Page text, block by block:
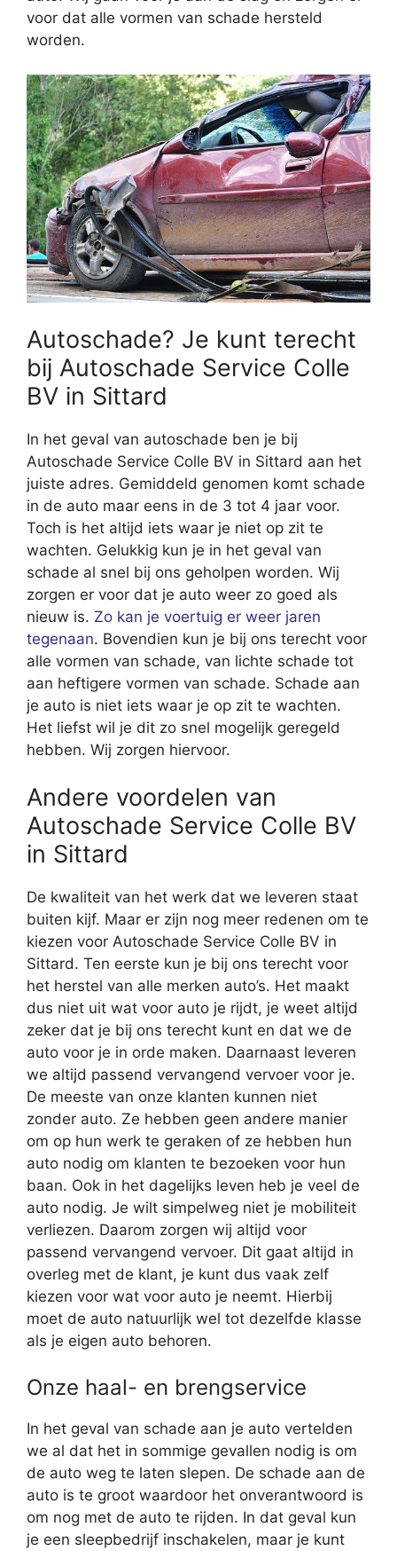
voor dat alle vormen van schade hersteld
worden.
Autoschade? Je kunt terecht
bij Autoschade Service Colle
BV in Sittard
In het geval van autoschade ben je bij
Autoschade Service Colle BV in Sittard aan het
juiste adres. Gemiddeld genomen komt schade
in de auto maar eens in de 3 tot 4 jaar voor.
Toch is het altijd iets waar je niet op zit te
wachten. Gelukkig kun je in het geval van
schade al snel bij ons geholpen worden. Wij
zorgen er voor dat je auto weer zo goed als
nieuw is. Zo kan je voertuig er weer jaren
tegenaan. Bovendien kun je bij ons terecht voor
alle vormen van schade, van lichte schade tot
aan heftigere vormen van schade. Schade aan
je auto is niet iets waar je op zit te wachten.
Het liefst wil je dit zo snel mogelijk geregeld
hebben. Wij zorgen hiervoor.
Andere voordelen van
Autoschade Service Colle BV
in Sittard
De kwaliteit van het werk dat we leveren staat
buiten kijf. Maar er zijn nog meer redenen om te
kiezen voor Autoschade Service Colle BV in
Sittard. Ten eerste kun je bij ons terecht voor
het herstel van alle merken auto’s. Het maakt
dus niet uit wat voor auto je rijdt, je weet altijd
zeker dat je bij ons terecht kunt en dat we de
auto voor je in orde maken. Daarnaast leveren
we altijd passend vervangend vervoer voor je.
De meeste van onze klanten kunnen niet
zonder auto. Ze hebben geen andere manier
om op hun werk te geraken of ze hebben hun
auto nodig om klanten te bezoeken voor hun
baan. Ook in het dagelijks leven heb je veel de
auto nodig. Je wilt simpelweg niet je mobiliteit
verliezen. Daarom zorgen wij altijd voor
passend vervangend vervoer. Dit gaat altijd in
overleg met de klant, je kunt dus vaak zelf
kiezen voor wat voor auto je neemt. Hierbij
moet de auto natuurlijk wel tot dezelfde klasse
als je eigen auto behoren.
Onze haal- en brengservice
In het geval van schade aan je auto vertelden
we al dat het in sommige gevallen nodig is om
de auto weg te laten slepen. De schade aan de
auto is te groot waardoor het onverantwoord is
om nog met de auto te rijden. In dat geval kun
je een sleepbedrijf inschakelen, maar je kunt